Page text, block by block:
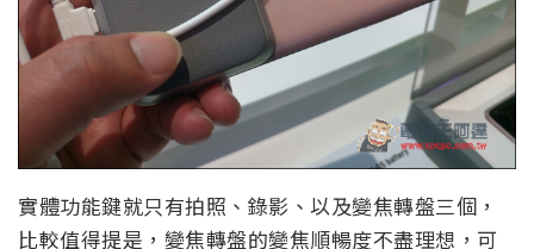
實體功能鍵就只有拍照、錄影、以及變焦轉盤三個，
比較值得提是，變焦轉盤的變焦順暢度不盡理想，可